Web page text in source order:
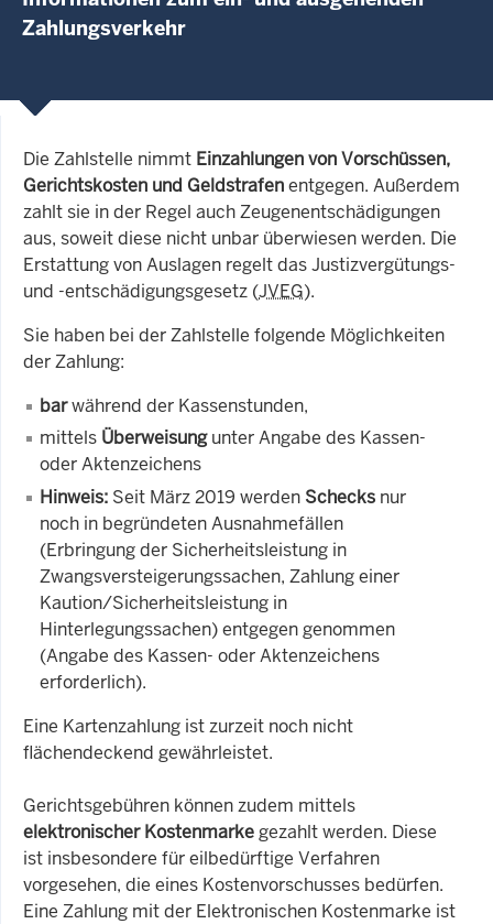
Zahlungsverkehr
Die Zahlstelle nimmt Einzahlungen von Vorschüssen,
Gerichtskosten und Geldstrafenentgegen. Außerdem
zahlt sie in der Regel auch Zeugenentschädigungen
aus, soweit diese nicht unbar überwiesen werden. Die
Erstattung von Auslagen regelt das Justizvergütungs-
und -entschädigungsgesetz (JVEG).
Sie haben bei der Zahlstelle folgende Möglichkeiten
der Zahlung:
barwährend der Kassenstunden,
mittels Überweisungunter Angabe des Kassen-
oder Aktenzeichens
Hinweis: Seit März 2019 werden Schecks nur
noch in begründeten Ausnahmefällen
(Erbringung der Sicherheitsleistung in
Zwangsversteigerungssachen, Zahlung einer
Kaution/Sicherheitsleistung in
Hinterlegungssachen) entgegen genommen
(Angabe des Kassen- oder Aktenzeichens
erforderlich).
Eine Kartenzahlung ist zurzeit noch nicht
flächendeckend gewährleistet.
Gerichtsgebühren können zudem mittels
elektronischer Kostenmarkegezahlt werden. Diese
ist insbesondere für eilbedürftige Verfahren
vorgesehen, die eines Kostenvorschusses bedürfen.
Eine Zahlung mit der Elektronischen Kostenmarke ist